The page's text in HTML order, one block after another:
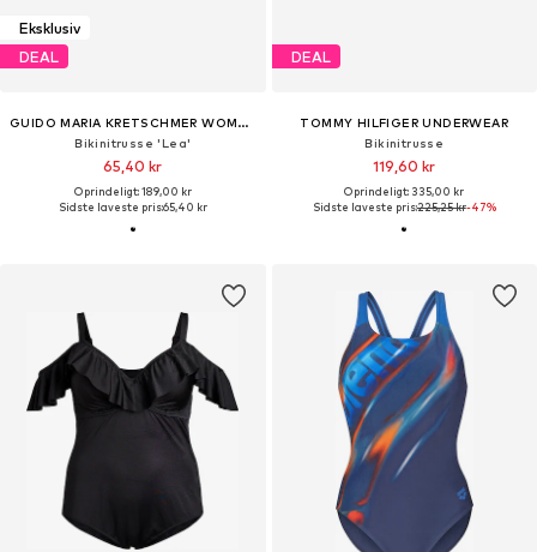
Eksklusiv
DEAL
GUIDO MARIA KRETSCHMER WOMEN
Bikinitrusse 'Lea'
65,40 kr
Oprindeligt: 189,00 kr
Sidste laveste pris:65,40 kr
DEAL
TOMMY HILFIGER UNDERWEAR
Bikinitrusse
119,60 kr
Oprindeligt: 335,00 kr
Sidste laveste pris:225,25 kr-47%